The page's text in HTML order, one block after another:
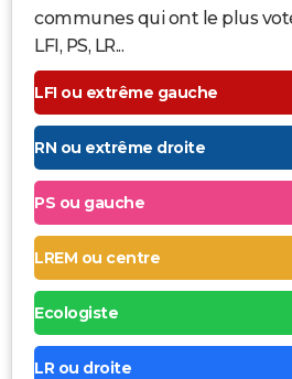
communes qui ont le plus
LFI, PS, LR...
LFI ou extrême gauche
RN ou extrême droite
PS ou gauche
LREM ou centre
Ecologiste
LR ou droite